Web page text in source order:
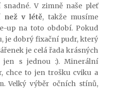
V zimně naše pleť
než v létě, takže musíme
up na toto období. Pokud
je dobrý fixační pudr, který
je celá řada krásných
jen s jednou :). Minerální
chce to jen trošku cviku a
Velký výběr očních stínů,